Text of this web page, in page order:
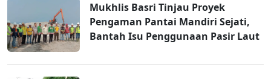
Mukhlis Basri Tinjau Proyek
Pengaman Pantai Mandiri Sejati,
Bantah Isu Penggunaan Pasir Laut